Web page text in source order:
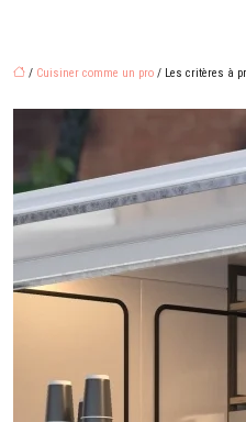
/ Cuisiner comme un pro / Les critères à